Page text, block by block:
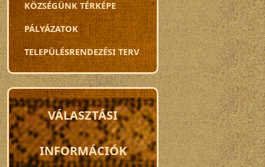
KÖZSÉGÜNK TÉRKÉPE
PÁLYÁZATOK
TELEPÜLÉSRENDEZÉSI TERV
VÁLASZTÁSI
INFORMÁCIÓK